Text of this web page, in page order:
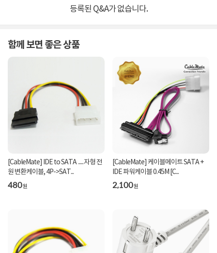
등록된 Q&A가 없습니다.
함께 보면 좋은 상품
[CableMate] IDE to SATA ㅡ자형 전
원 변환케이블, 4P->SAT...
480원
[CableMate] 케이블메이트 SATA +
IDE 파워케이블 0.45M [C...
2,100원